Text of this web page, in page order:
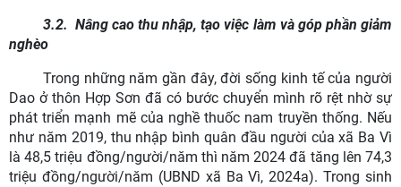
3.2. Nâng cao thu nhập, tạo việc làm và góp phần giảm
nghèo
Trong những năm gần đây, đời sống kinh tế của người
Dao ở thôn Hợp Sơn đã có bước chuyển mình rõ rệt nhờ sự
phát triển mạnh mẽ của nghề thuốc nam truyền thống. Nếu
như năm 2019, thu nhập bình quân đầu người của xã Ba Vì
là 48,5 triệu đồng/người/năm thì năm 2024 đã tăng lên 74,3
triệu đồng/người/năm (UBND xã Ba Vì, 2024a). Trong sinh